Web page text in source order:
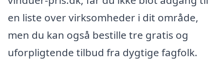
en liste over virksomheder i dit område,
men du kan også bestille tre gratis og
uforpligtende tilbud fra dygtige fagfolk.